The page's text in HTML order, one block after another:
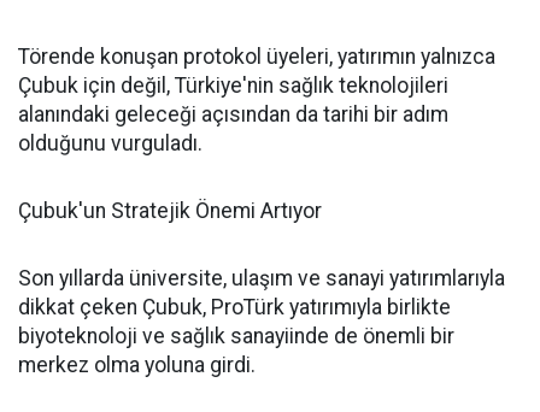
Törende konuşan protokol üyeleri, yatırımın yalnızca
Çubuk için değil, Türkiye'nin sağlık teknolojileri
alanındaki geleceği açısından da tarihi bir adım
olduğunu vurguladı.
Çubuk'un Stratejik Önemi Artıyor
Son yıllarda üniversite, ulaşım ve sanayi yatırımlarıyla
dikkat çeken Çubuk, ProTürk yatırımıyla birlikte
biyoteknoloji ve sağlık sanayiinde de önemli bir
merkez olma yoluna girdi.